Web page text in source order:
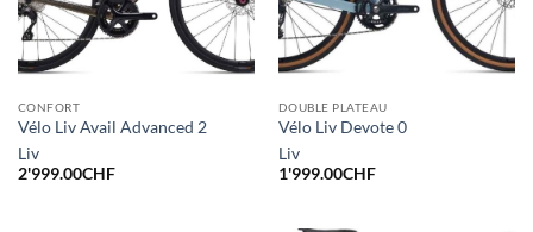
CONFORT
Vélo Liv Avail Advanced 2
Liv
2'999.00CHF
DOUBLE PLATEAU
Vélo Liv Devote 0
Liv
1'999.00CHF